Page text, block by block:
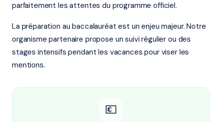
parfaitement les attentes du programme officiel.
La préparation au baccalauréat est un enjeu majeur. Notre
organisme partenaire propose un suivi régulier ou des
stages intensifs pendant les vacances pour viser les
mentions.
💶